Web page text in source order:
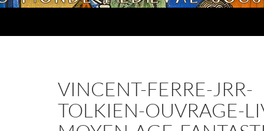
VINCENT-FERRE-JRR-
TOLKIEN-OUVRAGE-